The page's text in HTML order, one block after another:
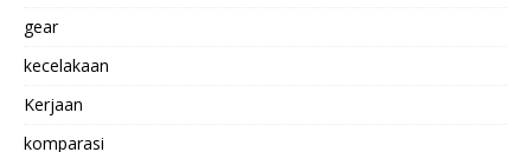
gear
kecelakaan
Kerjaan
komparasi